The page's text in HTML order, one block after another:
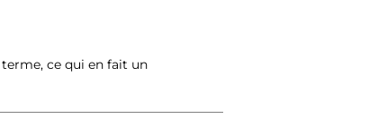
ce qui en fait un